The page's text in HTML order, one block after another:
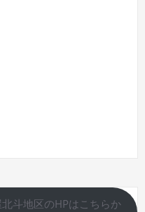
斗地区のHPはこちらか